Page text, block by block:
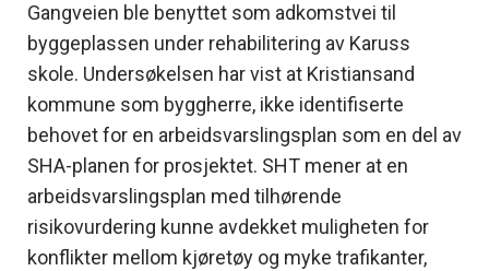
Gangveien ble benyttet som adkomstvei til
byggeplassen under rehabilitering av Karuss
skole. Undersøkelsen har vist at Kristiansand
kommune som byggherre, ikke identifiserte
behovet for en arbeidsvarslingsplan som en del av
SHA-planen for prosjektet. SHT mener at en
arbeidsvarslingsplan med tilhørende
risikovurdering kunne avdekket muligheten for
konflikter mellom kjøretøy og myke trafikanter,